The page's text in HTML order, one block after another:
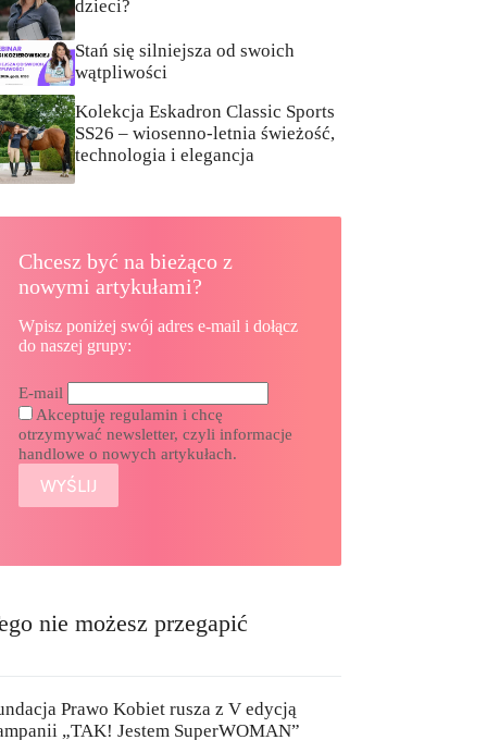
dzieci?
Stań się silniejsza od swoich
wątpliwości
Kolekcja Eskadron Classic Sports
SS26 – wiosenno-letnia świeżość,
technologia i elegancja
Chcesz być na bieżąco z
nowymi artykułami?
Wpisz poniżej swój adres e-mail i dołącz
do naszej grupy:
E-mail
Akceptuję regulamin i chcę
otrzymywać newsletter, czyli informacje
handlowe o nowych artykułach.
nie możesz przegapić
Prawo Kobiet rusza z V edycją
„TAK! Jestem SuperWOMAN”